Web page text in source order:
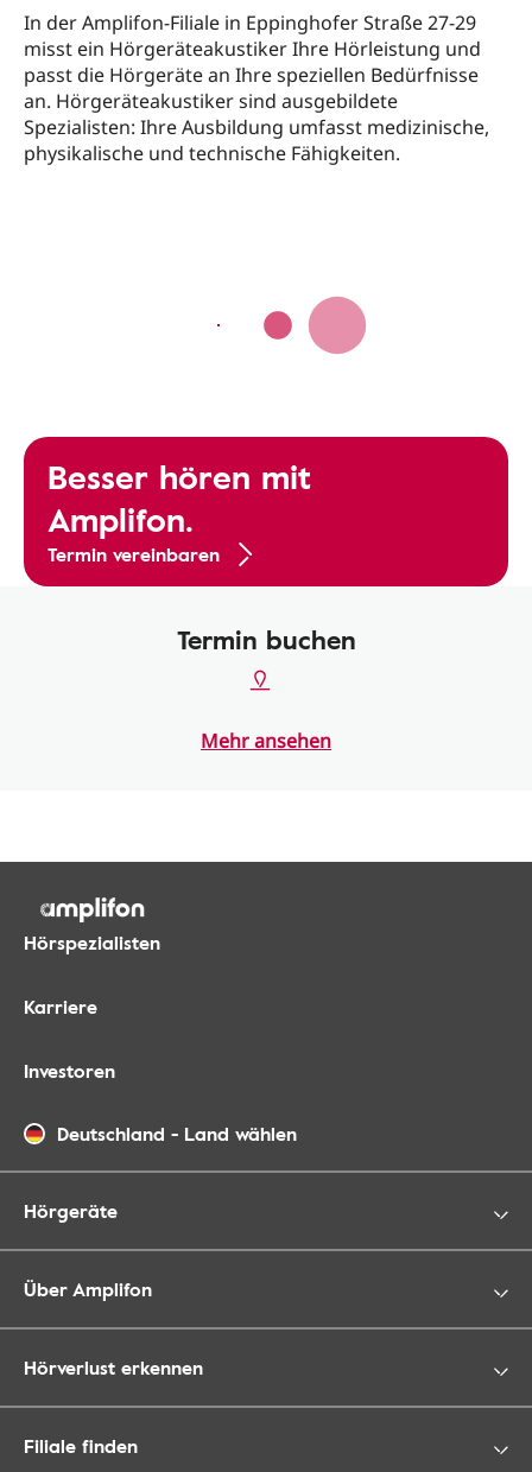
In der Amplifon-Filiale in Eppinghofer Straße 27-29
misst ein Hörgeräteakustiker Ihre Hörleistung und
passt die Hörgeräte an Ihre speziellen Bedürfnisse
an. Hörgeräteakustiker sind ausgebildete
Spezialisten: Ihre Ausbildung umfasst medizinische,
physikalische und technische Fähigkeiten.
Besser hören mit
Amplifon.
Termin vereinbaren
Termin buchen
Mehr ansehen
Hörspezialisten
Karriere
Investoren
Deutschland - Land wählen
Hörgeräte
Über Amplifon
Hörverlust erkennen
Filiale finden